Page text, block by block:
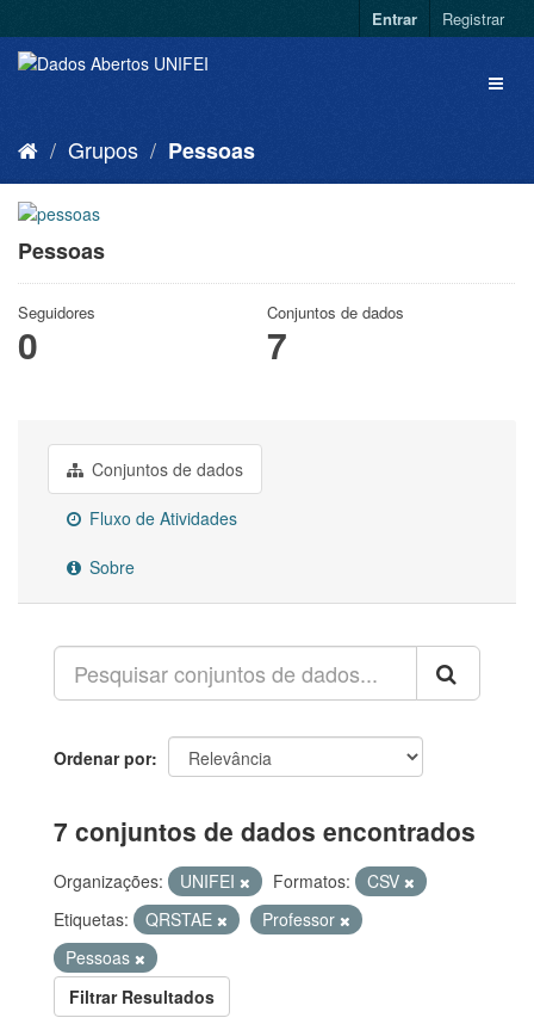
Entrar Registrar
Grupos Pessoas
Pessoas
Seguidores
0
Conjuntos de dados
7
Conjuntos de dados
Fluxo de Atividades
Sobre
Ordenar por
7 conjuntos de dados encontrados
Organizações: UNIFEI Formatos:
CSV
Etiquetas:
QRSTAE
Professor
Pessoas
Filtrar Resultados